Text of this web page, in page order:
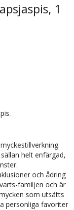
1
helt enfärgad,
och ådring
familjen och är
som utsätts
personliga favoriter